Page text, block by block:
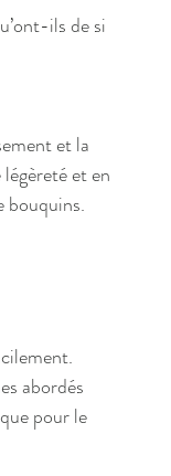
ils de si
et la
et en
bouquins.
abordés
pour le